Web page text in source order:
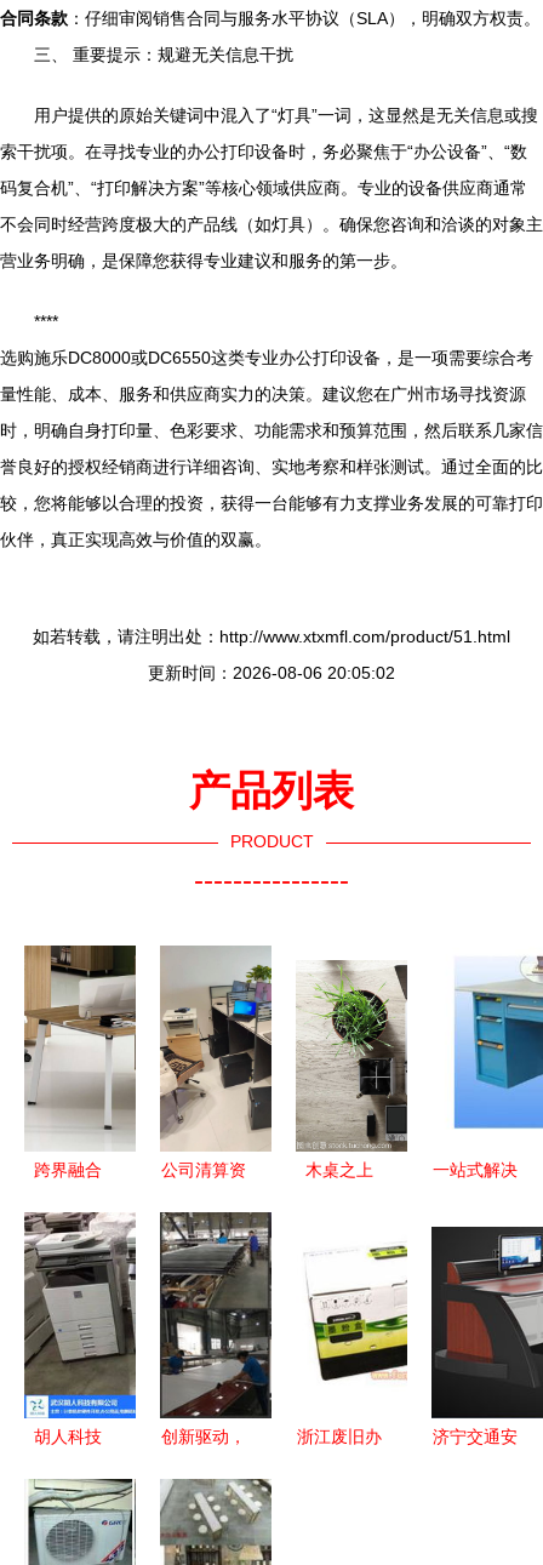
合同条款 ：仔细审阅销售合同与服务水平协议（SLA），明确双方权责。
三、 重要提示：规避无关信息干扰
用户提供的原始关键词中混入了“灯具”一词，这显然是无关信息或搜
索干扰项。在寻找专业的办公打印设备时，务必聚焦于“办公设备”、“数
码复合机”、“打印解决方案”等核心领域供应商。专业的设备供应商通常
不会同时经营跨度极大的产品线（如灯具）。确保您咨询和洽谈的对象主
营业务明确，是保障您获得专业建议和服务的第一步。
****
选购施乐DC8000或DC6550这类专业办公打印设备，是一项需要综合考
量性能、成本、服务和供应商实力的决策。建议您在广州市场寻找资源
时，明确自身打印量、色彩要求、功能需求和预算范围，然后联系几家信
誉良好的授权经销商进行详细咨询、实地考察和样张测试。通过全面的比
较，您将能够以合理的投资，获得一台能够有力支撑业务发展的可靠打印
伙伴，真正实现高效与价值的双赢。
如若转载，请注明出处：http://www.xtxmfl.com/product/51.html
更新时间：2026-08-06 20:05:02
产品列表
PRODUCT
----------------
跨界融合
扬办公设备
与化妆品的
创新商业模
式探析
公司清算资
新自用台式
办公电脑及
设备，含主
机
木桌之上
的秩序美学
一站式解决
办公设备销
售、批发、
供应与厂家
的全链条服
胡人科技
备专家，提
供高效复印
创新驱动，
迅鑫以科技
之光重塑办
浙江废旧办
济宁交通安